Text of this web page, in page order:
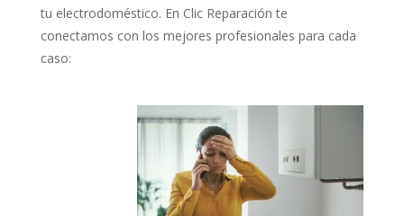
tu electrodoméstico. En Clic Reparación te
conectamos con los mejores profesionales para cada
caso: